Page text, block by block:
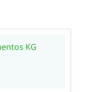
KG